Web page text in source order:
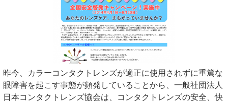
昨今、カラーコンタクトレンズが適正に使用されずに重篤な
眼障害を起こす事態が頻発していることから、一般社団法人
日本コンタクトレンズ協会は、コンタクトレンズの安全、快